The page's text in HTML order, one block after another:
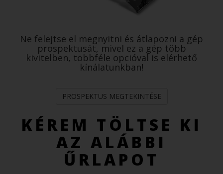
Ne felejtse el megnyitni és átlapozni a gép
prospektusát, mivel ez a gép több
kivitelben, többféle opcióval is elérhető
kínálatunkban!
PROSPEKTUS MEGTEKINTÉSE
KÉREM TÖLTSE KI
AZ ALÁBBI
ŰRLAPOT